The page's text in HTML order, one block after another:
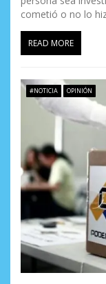
cometió o no lo
READ MORE
#NOTICIA OPINIÓN